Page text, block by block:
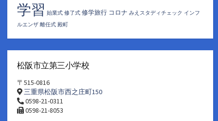
学習 始業式 修了式 修学旅行 コロナ みえスタディチェック インフ
ルエンザ 離任式 殿町
松阪市立第三小学校
〒515-0816
三重県松阪市西之庄町150
0598-21-0311
0598-21-8053